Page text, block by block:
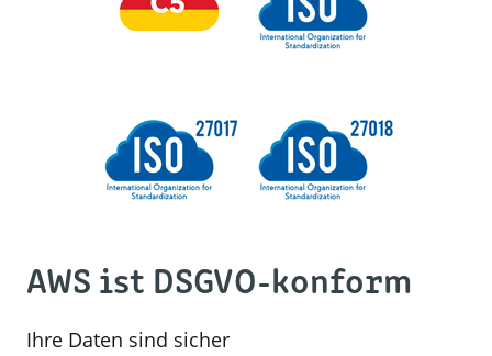
AWS ist DSGVO-konform
Ihre Daten sind sicher